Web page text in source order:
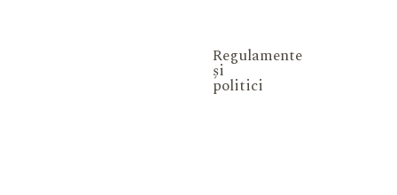
Regulamente
și
politici